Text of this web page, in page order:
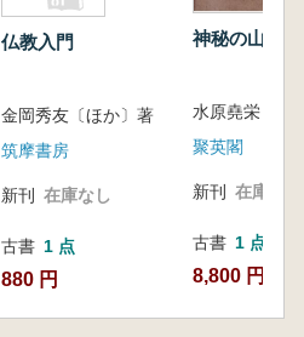
仏教入門
金岡秀友〔ほか〕著
筑摩書房
新刊 在庫なし
古書 1 点
880 円
神秘の山高
水原堯栄 著
聚英閣
新刊 在庫なし
古書 1 点
8,800 円